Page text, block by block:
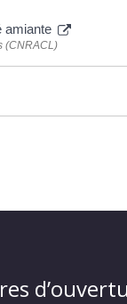
amiante
(CNRACL)